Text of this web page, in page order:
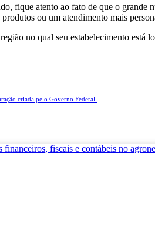
fique atento ao fato de que o grande
ou um atendimento mais
no qual seu estabelecimento
criada pelo Governo Federal.